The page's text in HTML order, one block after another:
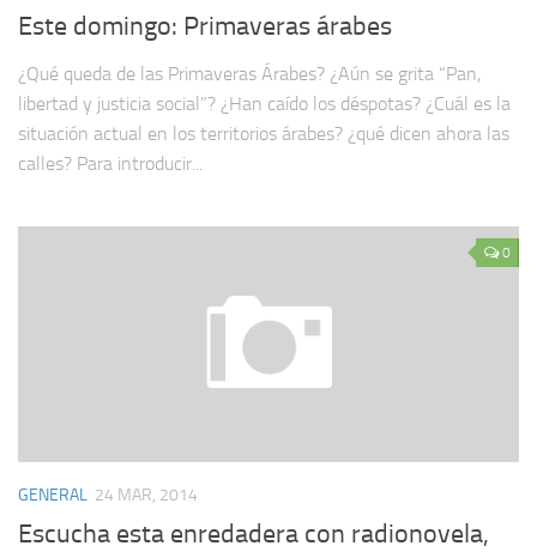
Este domingo: Primaveras árabes
¿Qué queda de las Primaveras Árabes? ¿Aún se grita “Pan,
libertad y justicia social”? ¿Han caído los déspotas? ¿Cuál es la
situación actual en los territorios árabes? ¿qué dicen ahora las
calles? Para introducir...
0
GENERAL 24 MAR, 2014
Escucha esta enredadera con radionovela,